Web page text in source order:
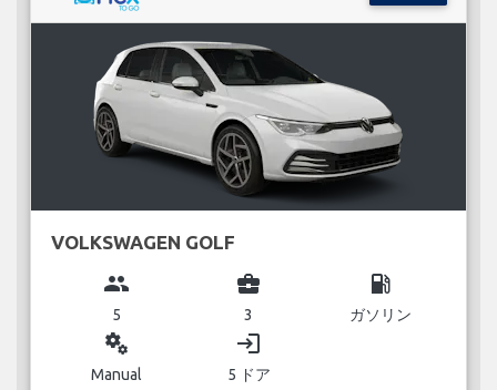
VOLKSWAGEN GOLF
group
5
business_center
3
local_gas_station
ガソリン
miscellaneous_services
Manual
login
5 ドア